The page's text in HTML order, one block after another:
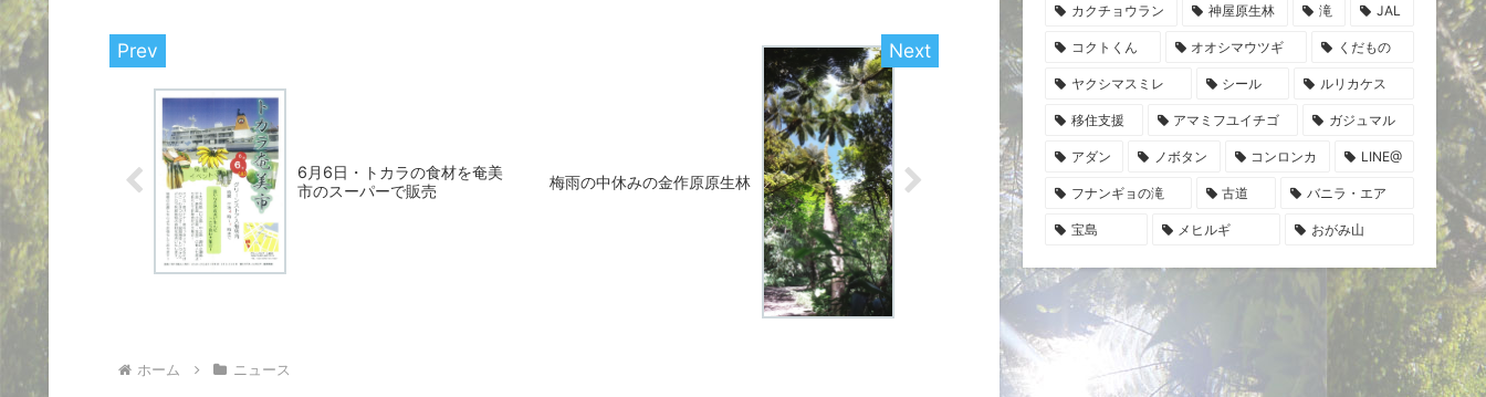
6月6日・トカラの食材を奄美
市のスーパーで販売
梅雨の中休みの金作原原生林
ホーム ニュース
カクチョウラン 神屋原生林 滝 JAL
コクトくん オオシマウツギ くだもの
ヤクシマスミレ シール ルリカケス
移住支援 アマミフユイチゴ ガジュマル
アダン ノボタン コンロンカ LINE@
フナンギョの滝 古道 バニラ・エア
宝島 メヒルギ おがみ山